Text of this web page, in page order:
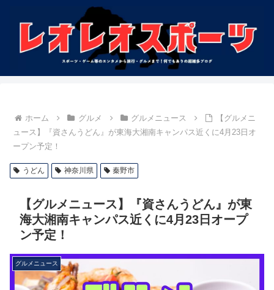
ホーム グルメ グルメニュース
【グルメニ
ュース】『資さんうどん』が東海大湘南キャンパス近くに4月23日オ
ープン予定！
うどん 神奈川県 秦野市
【グルメニュース】『資さんうどん』が東
海大湘南キャンパス近くに4月23日オープ
ン予定！
グルメニュース